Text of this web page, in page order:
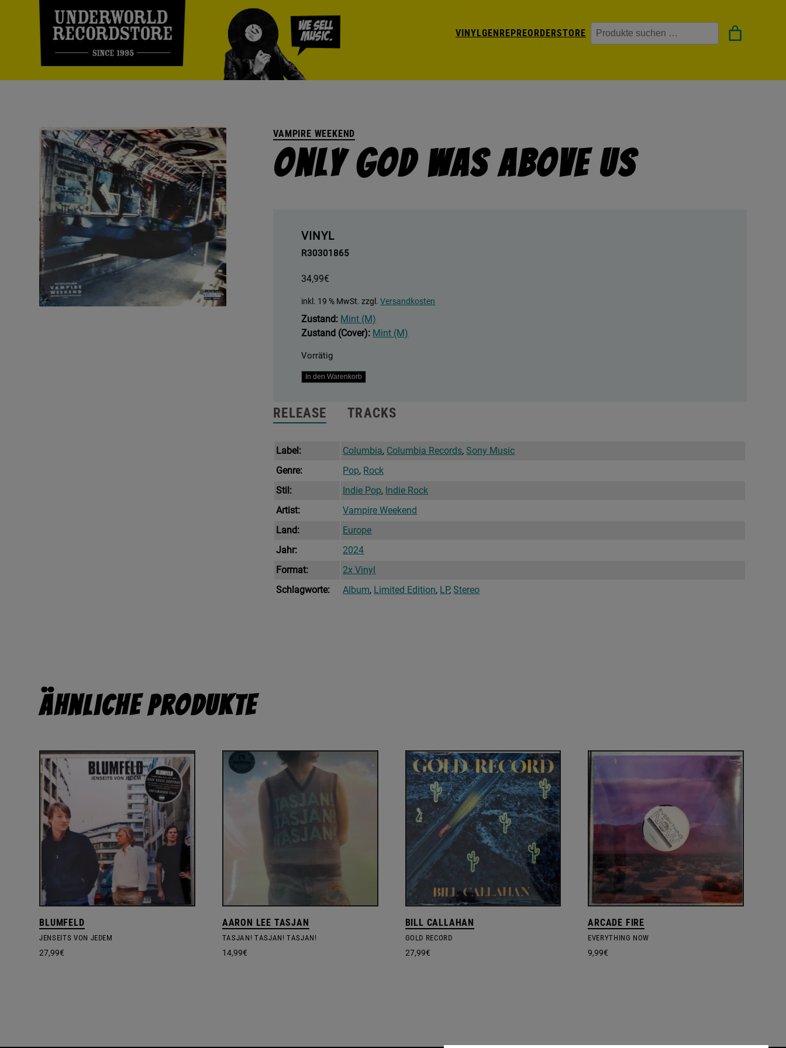
VINYLGENREPREORDERSTORE Suchen
VAMPIRE WEEKEND
Only God Was Above Us
VINYL
R30301865
34,99€
inkl. 19 % MwSt. zzgl.Versandkosten
Zustand: Mint (M)
Zustand (Cover): Mint (M)
Vorrätig
Only
Was
Above
Menge
In den Warenkorb
RELEASE TRACKS
Label: Columbia, Columbia Records, Sony Music
Genre:
Pop, Rock
Stil:
Indie Pop, Indie Rock
Artist:
Vampire Weekend
Land:
Europe
Jahr:
2024
Format:
2x Vinyl
Schlagworte:
Album, Limited Edition, LP,Stereo
Ähnliche Produkte
BLUMFELD
JENSEITS VON JEDEM
27,99€
AARON LEE TASJAN
TASJAN! TASJAN! TASJAN!
14,99€
BILL CALLAHAN
GOLD RECORD
27,99€
ARCADE FIRE
EVERYTHING NOW
9,99€